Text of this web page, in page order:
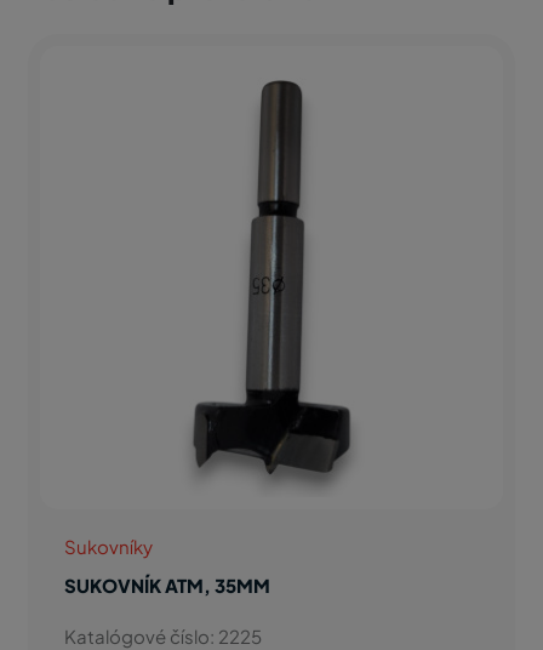
Sukovníky
SUKOVNÍK ATM, 35MM
Katalógové číslo: 2225